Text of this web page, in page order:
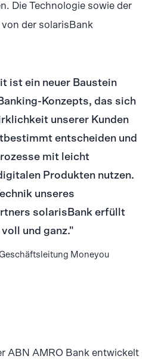
Die Technologie sowie der
der solarisBank
ist ein neuer Baustein
Konzepts, das sich
unserer Kunden
entscheiden und
mit leicht
Produkten nutzen.
unseres
solarisBank erfüllt
und ganz.
Moneyou
ABN AMRO Bank entwickelt